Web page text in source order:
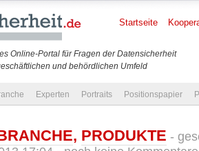
Online-Portal für Fragen der Datensicherheit
und behördlichen Umfeld
Startseite
Experten Portraits Positionspapier
, PRODUKTE -